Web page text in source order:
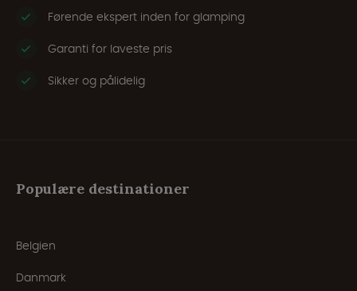
Førende ekspert inden for glamping
Garanti for laveste pris
Sikker og pålidelig
Populære destinationer
Belgien
Danmark